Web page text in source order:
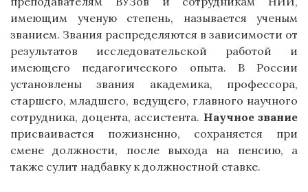
имеющим ученую степень, называется ученым
званием. Звания распределяются в зависимости от
результатов исследовательской работой и
имеющего педагогического опыта. В России
установлены звания академика, профессора,
старшего, младшего, ведущего, главного научного
сотрудника, доцента, ассистента. Научное звание
присваивается пожизненно, сохраняется при
смене должности, после выхода на пенсию, а
также сулит надбавку к должностной ставке.